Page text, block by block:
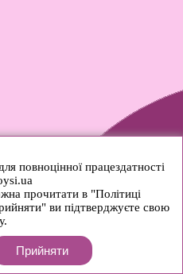
повноцінної працездатності
прочитати в "Політиці
ви підтверджуєте свою
Прийняти